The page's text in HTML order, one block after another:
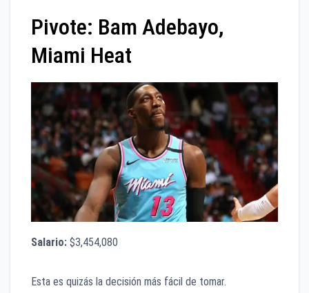
Pivote: Bam Adebayo,
Miami Heat
Salario: $3,454,080
Esta es quizás la decisión más fácil de tomar.